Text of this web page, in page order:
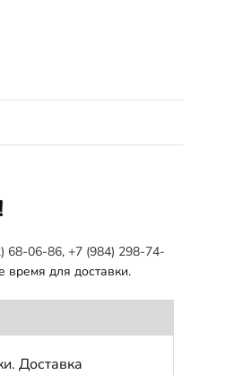
68-06-86, +7 (984) 298-74-
время для доставки.
Доставка